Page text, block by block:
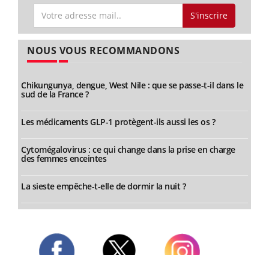
S'inscrire
NOUS VOUS RECOMMANDONS
Chikungunya, dengue, West Nile : que se passe-t-il dans le
sud de la France ?
Les médicaments GLP-1 protègent-ils aussi les os ?
Cytomégalovirus : ce qui change dans la prise en charge
des femmes enceintes
La sieste empêche-t-elle de dormir la nuit ?